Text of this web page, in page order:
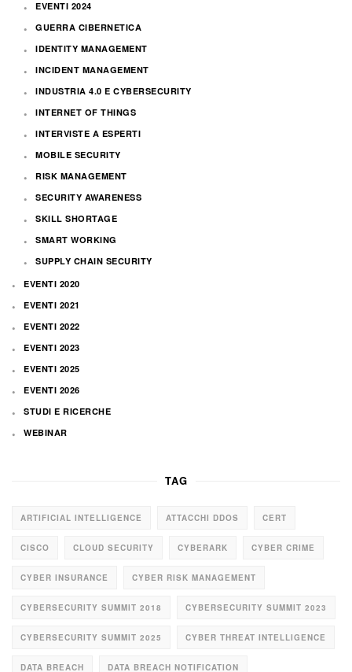
EVENTI 2024
GUERRA CIBERNETICA
IDENTITY MANAGEMENT
INCIDENT MANAGEMENT
INDUSTRIA 4.0 E CYBERSECURITY
INTERNET OF THINGS
INTERVISTE A ESPERTI
MOBILE SECURITY
RISK MANAGEMENT
SECURITY AWARENESS
SKILL SHORTAGE
SMART WORKING
SUPPLY CHAIN SECURITY
EVENTI 2020
EVENTI 2021
EVENTI 2022
EVENTI 2023
EVENTI 2025
EVENTI 2026
STUDI E RICERCHE
WEBINAR
TAG
ARTIFICIAL INTELLIGENCE ATTACCHI DDOS CERT
CISCO CLOUD SECURITY CYBERARK CYBER CRIME
CYBER INSURANCE CYBER RISK MANAGEMENT
CYBERSECURITY SUMMIT 2018 CYBERSECURITY SUMMIT 2023
CYBERSECURITY SUMMIT 2025 CYBER THREAT INTELLIGENCE
DATA BREACH DATA BREACH NOTIFICATION